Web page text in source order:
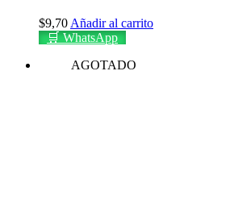
$9,70 Añadir al carrito
🛒 WhatsApp
AGOTADO